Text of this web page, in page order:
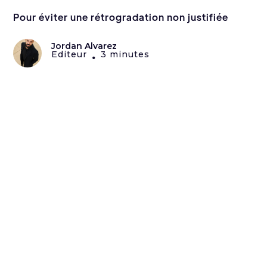
Pour éviter une rétrogradation non justifiée
Jordan Alvarez
Editeur • 3 minutes